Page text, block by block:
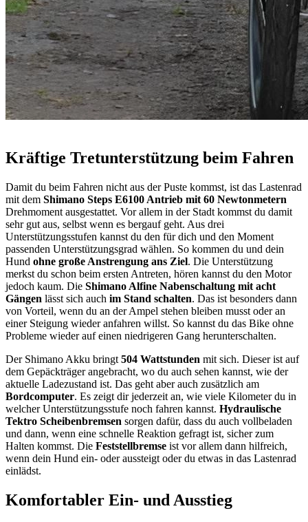
Kräftige Tretunterstützung beim Fahren
Damit du beim Fahren nicht aus der Puste kommst, ist das Lastenrad
mit dem Shimano Steps E6100 Antrieb mit 60 Newtonmetern
Drehmoment ausgestattet. Vor allem in der Stadt kommst du damit
sehr gut aus, selbst wenn es bergauf geht. Aus drei
Unterstützungsstufen kannst du den für dich und den Moment
passenden Unterstützungsgrad wählen. So kommen du und dein
Hund ohne große Anstrengung ans Ziel. Die Unterstützung
merkst du schon beim ersten Antreten, hören kannst du den Motor
jedoch kaum. Die Shimano Alfine Nabenschaltung mit acht
Gängen lässt sich auch im Stand schalten. Das ist besonders dann
von Vorteil, wenn du an der Ampel stehen bleiben musst oder an
einer Steigung wieder anfahren willst. So kannst du das Bike ohne
Probleme wieder auf einen niedrigeren Gang herunterschalten.
Der Shimano Akku bringt 504 Wattstunden mit sich. Dieser ist auf
dem Gepäckträger angebracht, wo du auch sehen kannst, wie der
aktuelle Ladezustand ist. Das geht aber auch zusätzlich am
Bordcomputer. Es zeigt dir jederzeit an, wie viele Kilometer du in
welcher Unterstützungsstufe noch fahren kannst. Hydraulische
Tektro Scheibenbremsen sorgen dafür, dass du auch vollbeladen
und dann, wenn eine schnelle Reaktion gefragt ist, sicher zum
Halten kommst. Die Feststellbremse ist vor allem dann hilfreich,
wenn dein Hund ein- oder aussteigt oder du etwas in das Lastenrad
einlädst.
Komfortabler Ein- und Ausstieg